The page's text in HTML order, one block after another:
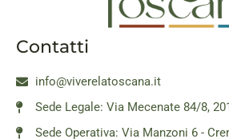
Contatti
info@viverelatoscana.it
Sede Legale: Via Mecenate 84/8,
Sede Operativa: Via Manzoni 6 -